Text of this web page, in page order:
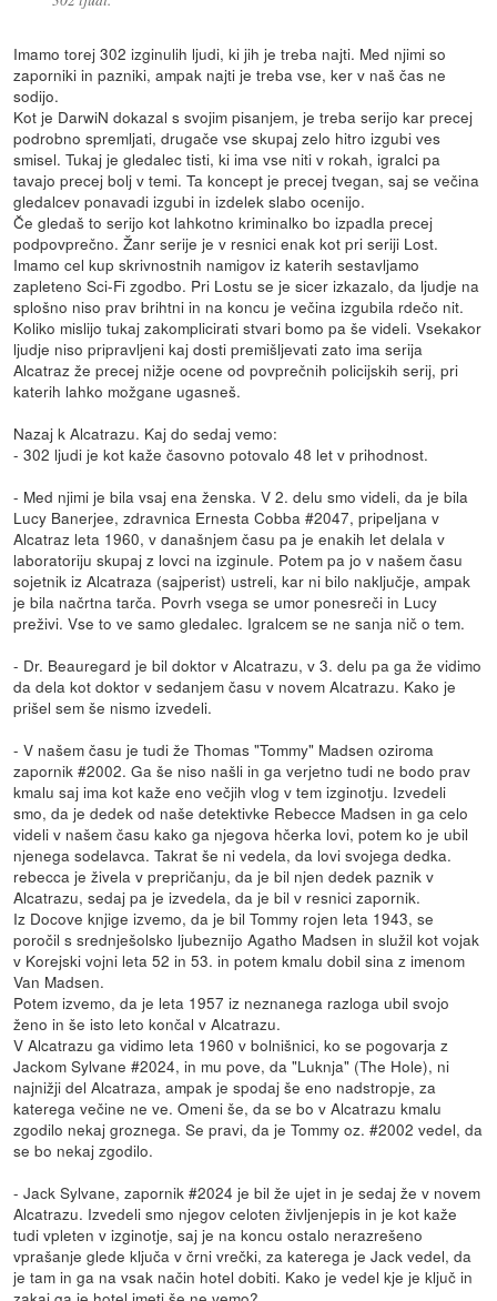
Imamo torej 302 izginulih ljudi, ki jih je treba najti. Med njimi so
zaporniki in pazniki, ampak najti je treba vse, ker v naš čas ne
sodijo.
Kot je DarwiN dokazal s svojim pisanjem, je treba serijo kar precej
podrobno spremljati, drugače vse skupaj zelo hitro izgubi ves
smisel. Tukaj je gledalec tisti, ki ima vse niti v rokah, igralci pa
tavajo precej bolj v temi. Ta koncept je precej tvegan, saj se večina
gledalcev ponavadi izgubi in izdelek slabo ocenijo.
Če gledaš to serijo kot lahkotno kriminalko bo izpadla precej
podpovprečno. Žanr serije je v resnici enak kot pri seriji Lost.
Imamo cel kup skrivnostnih namigov iz katerih sestavljamo
zapleteno Sci-Fi zgodbo. Pri Lostu se je sicer izkazalo, da ljudje na
splošno niso prav brihtni in na koncu je večina izgubila rdečo nit.
Koliko mislijo tukaj zakomplicirati stvari bomo pa še videli. Vsekakor
ljudje niso pripravljeni kaj dosti premišljevati zato ima serija
Alcatraz že precej nižje ocene od povprečnih policijskih serij, pri
katerih lahko možgane ugasneš.
Nazaj k Alcatrazu. Kaj do sedaj vemo:
- 302 ljudi je kot kaže časovno potovalo 48 let v prihodnost.
- Med njimi je bila vsaj ena ženska. V 2. delu smo videli, da je bila
Lucy Banerjee, zdravnica Ernesta Cobba #2047, pripeljana v
Alcatraz leta 1960, v današnjem času pa je enakih let delala v
laboratoriju skupaj z lovci na izginule. Potem pa jo v našem času
sojetnik iz Alcatraza (sajperist) ustreli, kar ni bilo naključje, ampak
je bila načrtna tarča. Povrh vsega se umor ponesreči in Lucy
preživi. Vse to ve samo gledalec. Igralcem se ne sanja nič o tem.
- Dr. Beauregard je bil doktor v Alcatrazu, v 3. delu pa ga že vidimo
da dela kot doktor v sedanjem času v novem Alcatrazu. Kako je
prišel sem še nismo izvedeli.
- V našem času je tudi že Thomas "Tommy" Madsen oziroma
zapornik #2002. Ga še niso našli in ga verjetno tudi ne bodo prav
kmalu saj ima kot kaže eno večjih vlog v tem izginotju. Izvedeli
smo, da je dedek od naše detektivke Rebecce Madsen in ga celo
videli v našem času kako ga njegova hčerka lovi, potem ko je ubil
njenega sodelavca. Takrat še ni vedela, da lovi svojega dedka.
rebecca je živela v prepričanju, da je bil njen dedek paznik v
Alcatrazu, sedaj pa je izvedela, da je bil v resnici zapornik.
Iz Docove knjige izvemo, da je bil Tommy rojen leta 1943, se
poročil s srednješolsko ljubeznijo Agatho Madsen in služil kot vojak
v Korejski vojni leta 52 in 53. in potem kmalu dobil sina z imenom
Van Madsen.
Potem izvemo, da je leta 1957 iz neznanega razloga ubil svojo
ženo in še isto leto končal v Alcatrazu.
V Alcatrazu ga vidimo leta 1960 v bolnišnici, ko se pogovarja z
Jackom Sylvane #2024, in mu pove, da "Luknja" (The Hole), ni
najnižji del Alcatraza, ampak je spodaj še eno nadstropje, za
katerega večine ne ve. Omeni še, da se bo v Alcatrazu kmalu
zgodilo nekaj groznega. Se pravi, da je Tommy oz. #2002 vedel, da
se bo nekaj zgodilo.
- Jack Sylvane, zapornik #2024 je bil že ujet in je sedaj že v novem
Alcatrazu. Izvedeli smo njegov celoten življenjepis in je kot kaže
tudi vpleten v izginotje, saj je na koncu ostalo nerazrešeno
vprašanje glede ključa v črni vrečki, za katerega je Jack vedel, da
je tam in ga na vsak način hotel dobiti. Kako je vedel kje je ključ in